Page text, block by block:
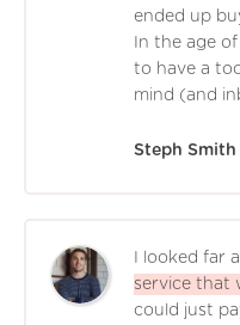
ended up
In the age
to have a
mind (and
Steph Smith
I looked far
service that
could just